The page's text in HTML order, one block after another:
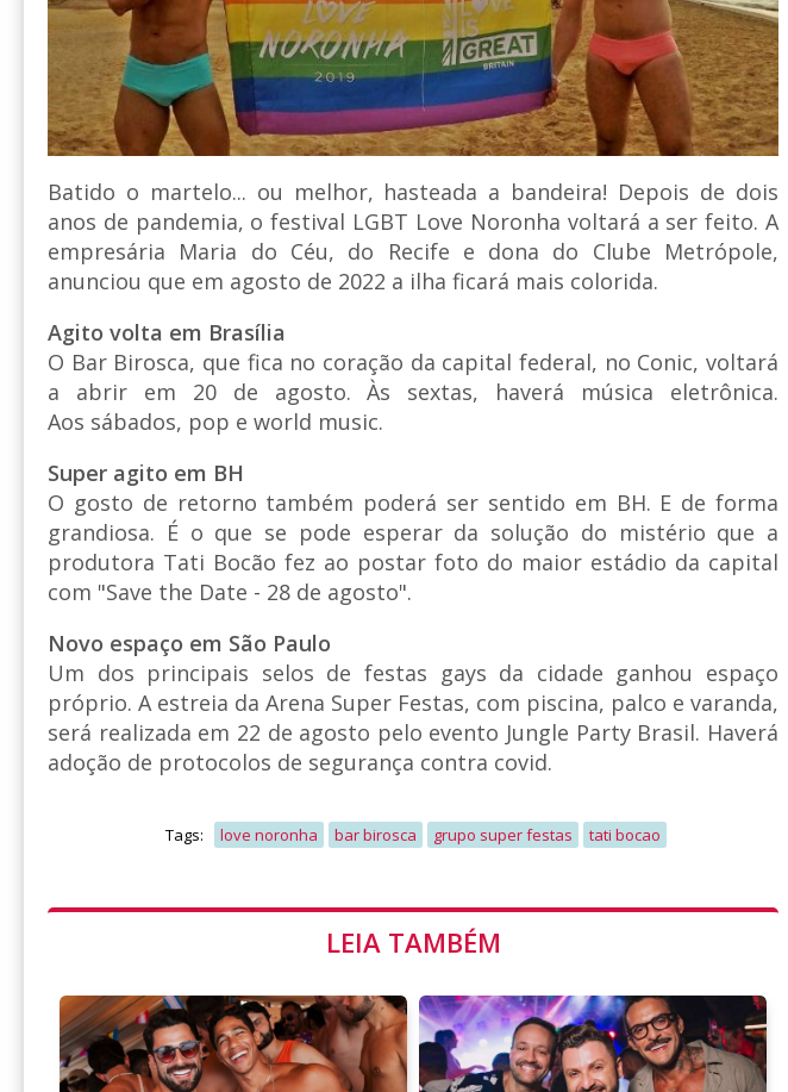
Batido o martelo... ou melhor, hasteada a bandeira! Depois de dois
anos de pandemia, o festival LGBT Love Noronha voltará a ser feito. A
empresária Maria do Céu, do Recife e dona do Clube Metrópole,
anunciou que em agosto de 2022 a ilha ficará mais colorida.
Agito volta em Brasília
O Bar Birosca, que fica no coração da capital federal, no Conic, voltará
a abrir em 20 de agosto. Às sextas, haverá música eletrônica.
Aos sábados, pop e world music.
Super agito em BH
O gosto de retorno também poderá ser sentido em BH. E de forma
grandiosa. É o que se pode esperar da solução do mistério que a
produtora Tati Bocão fez ao postar foto do maior estádio da capital
com "Save the Date - 28 de agosto".
Novo espaço em São Paulo
Um dos principais selos de festas gays da cidade ganhou espaço
próprio. A estreia da Arena Super Festas, com piscina, palco e varanda,
será realizada em 22 de agosto pelo evento Jungle Party Brasil. Haverá
adoção de protocolos de segurança contra covid.
Tags: love noronha bar birosca grupo super festas tati bocao
LEIA TAMBÉM